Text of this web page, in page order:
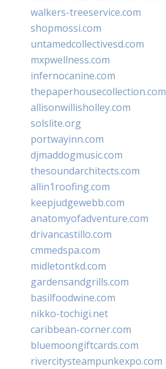
walkers-treeservice.com
shopmossi.com
untamedcollectivesd.com
mxpwellness.com
infernocanine.com
thepaperhousecollection.com
allisonwillisholley.com
solslite.org
portwayinn.com
djmaddogmusic.com
thesoundarchitects.com
allin1roofing.com
keepjudgewebb.com
anatomyofadventure.com
drivancastillo.com
cmmedspa.com
midletontkd.com
gardensandgrills.com
basilfoodwine.com
nikko-tochigi.net
caribbean-corner.com
bluemoongiftcards.com
rivercitysteampunkexpo.com